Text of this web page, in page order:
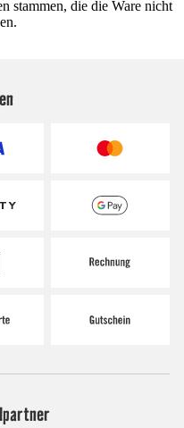
stammen, die die Ware nicht